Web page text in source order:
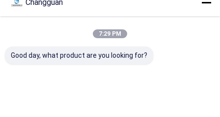
Prodotti Raccomandati
Changguan
7:29 PM
Good day, what product are you looking for?